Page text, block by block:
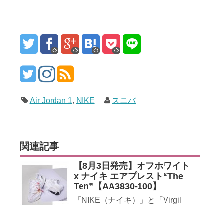
Air Jordan 1, NIKE スニバ
関連記事
【8月3日発売】オフホワイト
x ナイキ エアプレスト“The
Ten”【AA3830-100】
「NIKE（ナイキ）」と「Virgil